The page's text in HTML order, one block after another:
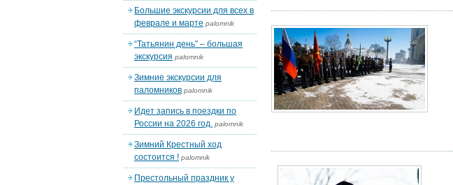
Большие экскурсии для всех в
феврале и марте palomnik
“Татьянин день” – большая
экскурсия palomnik
Зимние экскурсии для
паломников palomnik
Идет запись в поездки по
России на 2026 год. palomnik
Зимний Крестный ход
состоится ! palomnik
Престольный праздник у